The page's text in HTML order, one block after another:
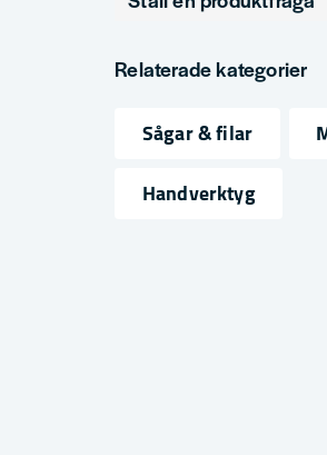
Fråga oss något om denna
Relaterade kategorier
Sågar & filar
Handverktyg